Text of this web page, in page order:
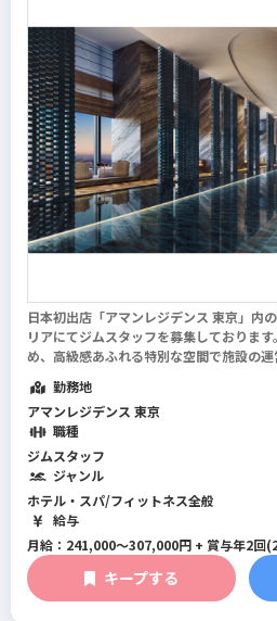
日本初出店「アマンレジデンス 東京」内
リアにてジムスタッフを募集しておりま
め、高級感あふれる特別な空間で施設の
るようにサポートしていくこと。 ト...
勤務地
アマンレジデンス 東京
職種
ジムスタッフ
ジャンル
ホテル・スパ/フィットネス全般
給与
月給：241,000～307,000円 + 賞与年2回
年収：4,017,000～5,139,000円（賞与係
キープする